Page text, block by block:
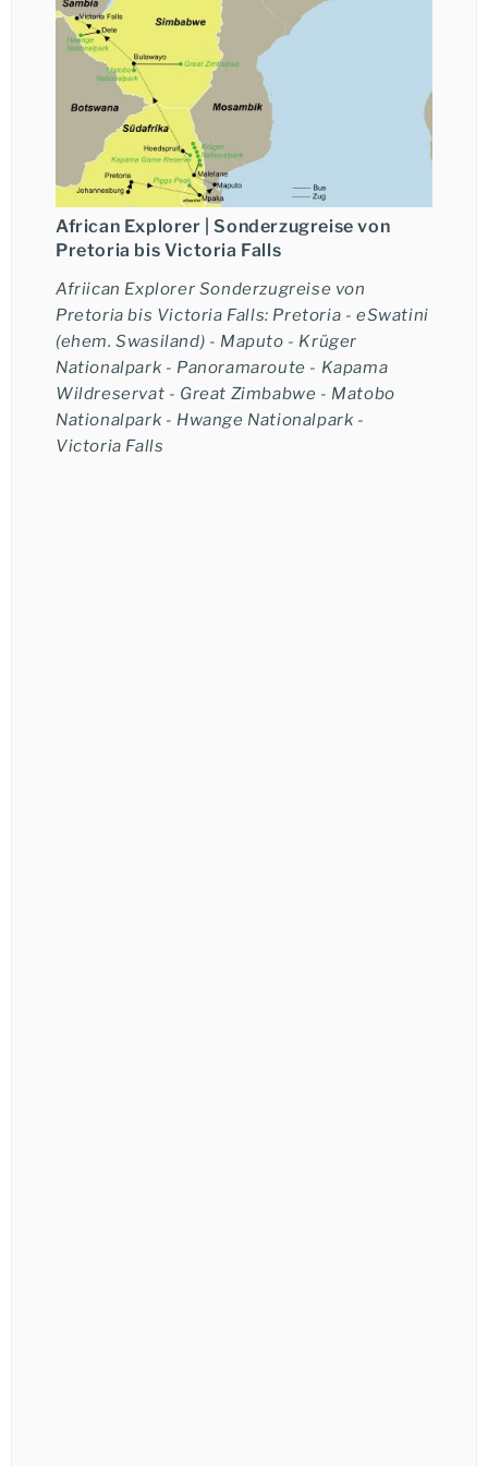
African Explorer |Sonderzugreise von
Pretoria bis Victoria Falls
Afriican Explorer Sonderzugreise von
Pretoria bis Victoria Falls: Pretoria - eSwatini
(ehem. Swasiland) - Maputo - Krüger
Nationalpark - Panoramaroute - Kapama
Wildreservat - Great Zimbabwe - Matobo
Nationalpark - Hwange Nationalpark -
Victoria Falls